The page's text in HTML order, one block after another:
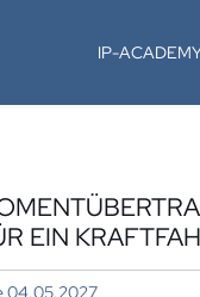
IP-
EIN
04.05.2027